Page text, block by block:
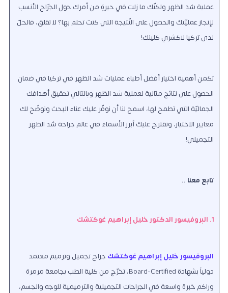
عملية شد الظهر ولكنّك ما زلت في حيرةٍ من أمرك حول الجرّاح الأنسب
لإنجاز عمليّتك والحصول على النّتيجة التي كنت تحلم بها؟ لا تقلق، فالحلّ
لدى تركيا لاكشري كلينك!
تكمن أهمية اختيار أفضل أطباء عمليات شد الظهر في تركيا في ضمان
الحصول على نتائج مثالية لعملية شد الظهر وبالتالي تحقيق أهدافك
الجماليّة التي تطمح لها، اسمح لنا أن نوفّر عليك عناء البحث ونوضّح لك
معايير الاختيار، ونقترح عليك أبرز الأسماء في عالم جراحة شد الظهر
التجميلي!
تابع معنا ..
1. البروفيسور الدكتور خليل إبراهيم غوكتشك
البروفيسور خليل إبراهيم غوكتشك جراح تجميل وترميم معتمد
دولياً بشهادة Board-Certified، تخرّج من كلية الطب بجامعة مرمرة
وراكم خبرة واسعة في الجراحات التجميلية والترميمية للوجه والجسم،